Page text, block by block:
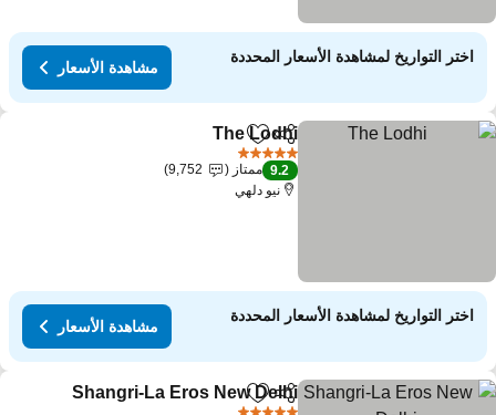
اختر التواريخ لمشاهدة الأسعار المحددة
مشاهدة الأسعار
مشاركةAdd to favorites
The Lodhi
9.2 ممتاز
9,752
نيو دلهي
اختر التواريخ لمشاهدة الأسعار المحددة
مشاهدة الأسعار
مشاركةAdd to favorites
Shangri-La Eros New Delhi